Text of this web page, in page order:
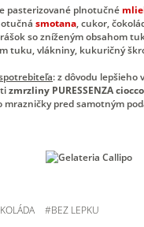
pasterizované plnotučné
smotana, cukor,
so zníženým obsahom
tuku, vlákniny, kukuričný
: z dôvodu
zmrzliny PURESSENZA
mrazničky pred samotným
#BEZ LEPKU